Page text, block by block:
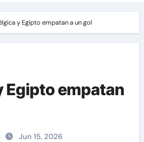
y Egipto empatan a un gol
Egipto empatan
Jun 15, 2026